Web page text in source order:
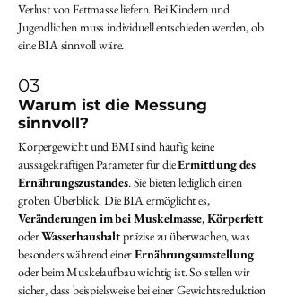
Verlust von Fettmasse liefern. Bei Kindern und
Jugendlichen muss individuell entschieden werden, ob
eine BIA sinnvoll wäre.
03
Warum ist die Messung
sinnvoll?
Körpergewicht und BMI sind häufig keine
aussagekräftigen Parameter für dieErmittlung des
Ernährungszustandes. Sie bieten lediglich einen
groben Überblick. Die BIA ermöglicht es,
Veränderungen im bei Muskelmasse, Körperfett
oderWasserhaushaltpräzise zu überwachen, was
besonders während einerErnährungsumstellung
oder beim Muskelaufbau wichtig ist. So stellen wir
sicher, dass beispielsweise bei einer Gewichtsreduktion